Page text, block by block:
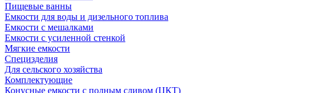
Пищевые ванны
Емкости для воды и дизельного топлива
Емкости с мешалками
Емкости с усиленной стенкой
Мягкие емкости
Специзделия
Для сельского хозяйства
Комплектующие
Конусные емкости с полным сливом (ЦКТ)